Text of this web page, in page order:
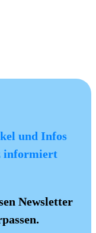
und Infos
informiert
Newsletter